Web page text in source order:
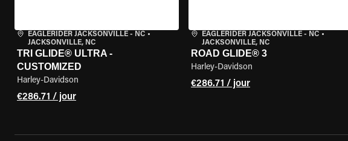
EAGLERIDER JACKSONVILLE - NC •
JACKSONVILLE, NC
TRI GLIDE® ULTRA -
CUSTOMIZED
Harley-Davidson
€286.71 / jour
EAGLERIDER JACKSONVILLE - NC •
JACKSONVILLE, NC
ROAD GLIDE® 3
Harley-Davidson
€286.71 / jour